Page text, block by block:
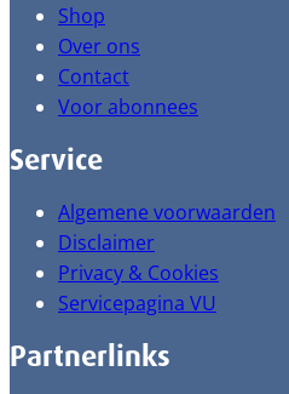
Shop
Over ons
Contact
Voor abonnees
Service
Algemene voorwaarden
Disclaimer
Privacy & Cookies
Servicepagina VU
Partnerlinks